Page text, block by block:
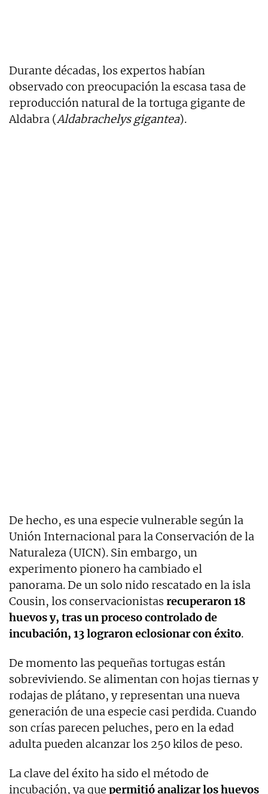
Durante décadas, los expertos habían
observado con preocupación la escasa tasa de
reproducción natural de la tortuga gigante de
Aldabra (Aldabrachelys gigantea).
De hecho, es una especie vulnerable según la
Unión Internacional para la Conservación de la
Naturaleza (UICN). Sin embargo, un
experimento pionero ha cambiado el
panorama. De un solo nido rescatado en la isla
Cousin, los conservacionistas recuperaron 18
huevos y, tras un proceso controlado de
incubación, 13 lograron eclosionar con éxito.
De momento las pequeñas tortugas están
sobreviviendo. Se alimentan con hojas tiernas y
rodajas de plátano, y representan una nueva
generación de una especie casi perdida. Cuando
son crías parecen peluches, pero en la edad
adulta pueden alcanzar los 250 kilos de peso.
La clave del éxito ha sido el método de
incubación, ya que permitió analizar los huevos